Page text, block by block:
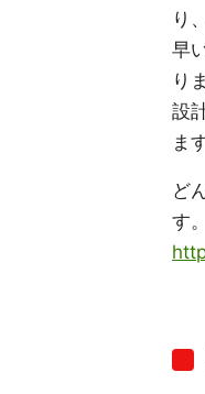
り
早
り
設
ま
ど
す。